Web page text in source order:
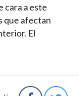
cara a este
que afectan
El